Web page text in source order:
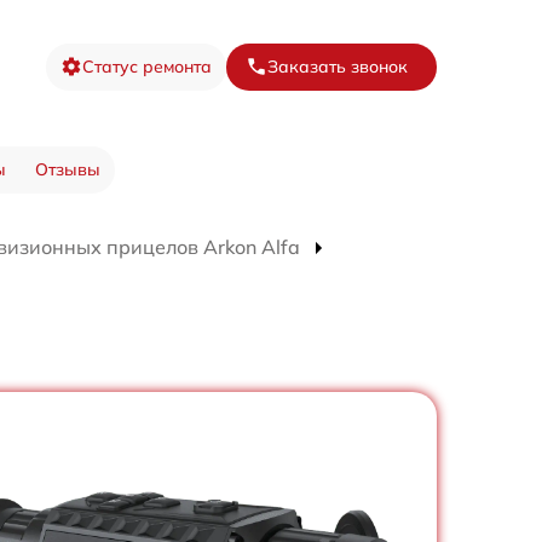
Статус ремонта Заказать звонок
Отзывы
прицелов Arkon Alfa